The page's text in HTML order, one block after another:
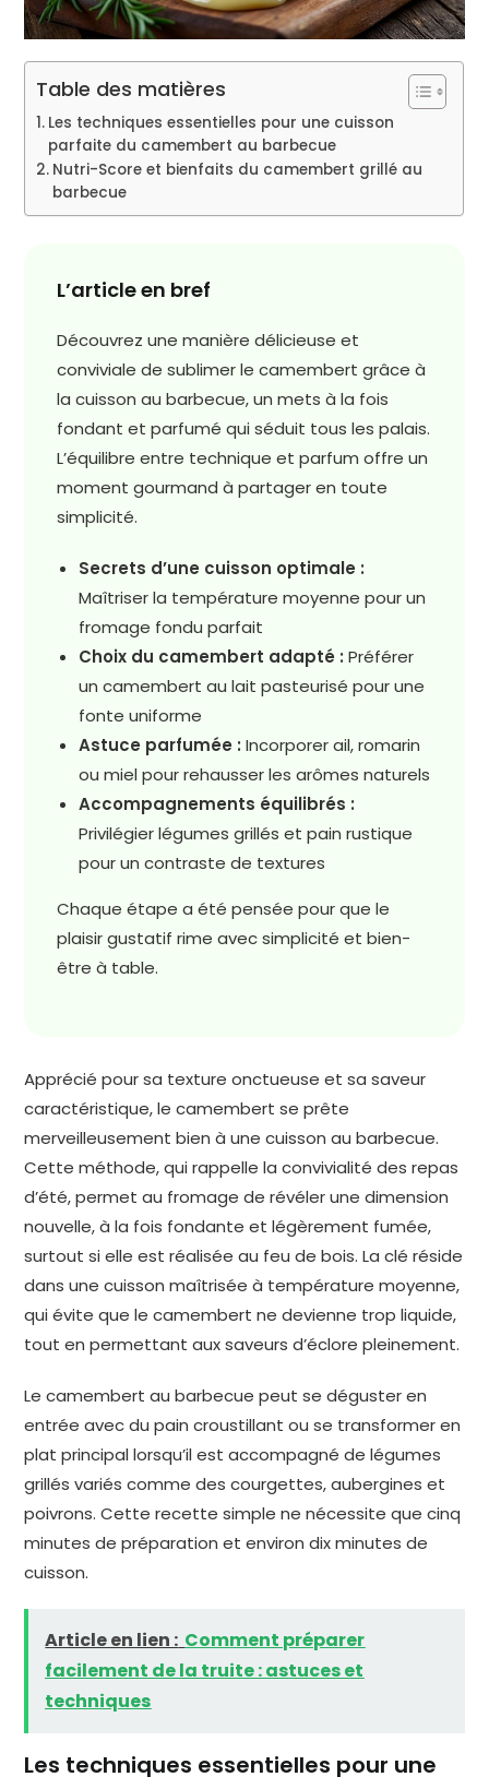
Table des matières
Les techniques essentielles pour une cuisson
parfaite du camembert au barbecue
Nutri-Score et bienfaits du camembert grillé au
barbecue
L’article en bref
Découvrez une manière délicieuse et
conviviale de sublimer le camembert grâce à
la cuisson au barbecue, un mets à la fois
fondant et parfumé qui séduit tous les palais.
L’équilibre entre technique et parfum offre un
moment gourmand à partager en toute
simplicité.
Secrets d’une cuisson optimale :
Maîtriser la température moyenne pour un
fromage fondu parfait
Choix du camembert adapté : Préférer
un camembert au lait pasteurisé pour une
fonte uniforme
Astuce parfumée : Incorporer ail, romarin
ou miel pour rehausser les arômes naturels
Accompagnements équilibrés :
Privilégier légumes grillés et pain rustique
pour un contraste de textures
Chaque étape a été pensée pour que le
plaisir gustatif rime avec simplicité et bien-
être à table.
Apprécié pour sa texture onctueuse et sa saveur
caractéristique, le camembert se prête
merveilleusement bien à une cuisson au barbecue.
Cette méthode, qui rappelle la convivialité des repas
d’été, permet au fromage de révéler une dimension
nouvelle, à la fois fondante et légèrement fumée,
surtout si elle est réalisée au feu de bois. La clé réside
dans une cuisson maîtrisée à température moyenne,
qui évite que le camembert ne devienne trop liquide,
tout en permettant aux saveurs d’éclore pleinement.
Le camembert au barbecue peut se déguster en
entrée avec du pain croustillant ou se transformer en
plat principal lorsqu’il est accompagné de légumes
grillés variés comme des courgettes, aubergines et
poivrons. Cette recette simple ne nécessite que cinq
minutes de préparation et environ dix minutes de
cuisson.
Article en lien : Comment préparer
facilement de la truite : astuces et
techniques
Les techniques essentielles pour une